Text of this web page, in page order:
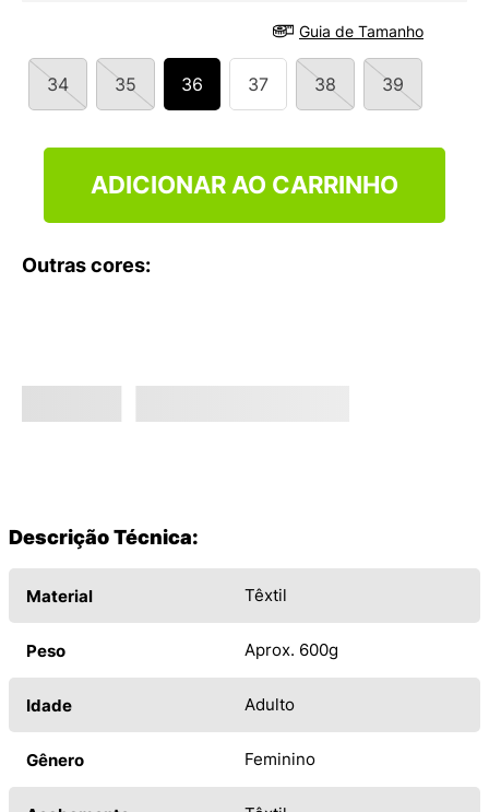
Guia de Tamanho
34 35 36 37 38 39
ADICIONAR AO CARRINHO
Outras cores:
Descrição Técnica:
Material Têxtil
Peso Aprox. 600g
Idade Adulto
Gênero Feminino